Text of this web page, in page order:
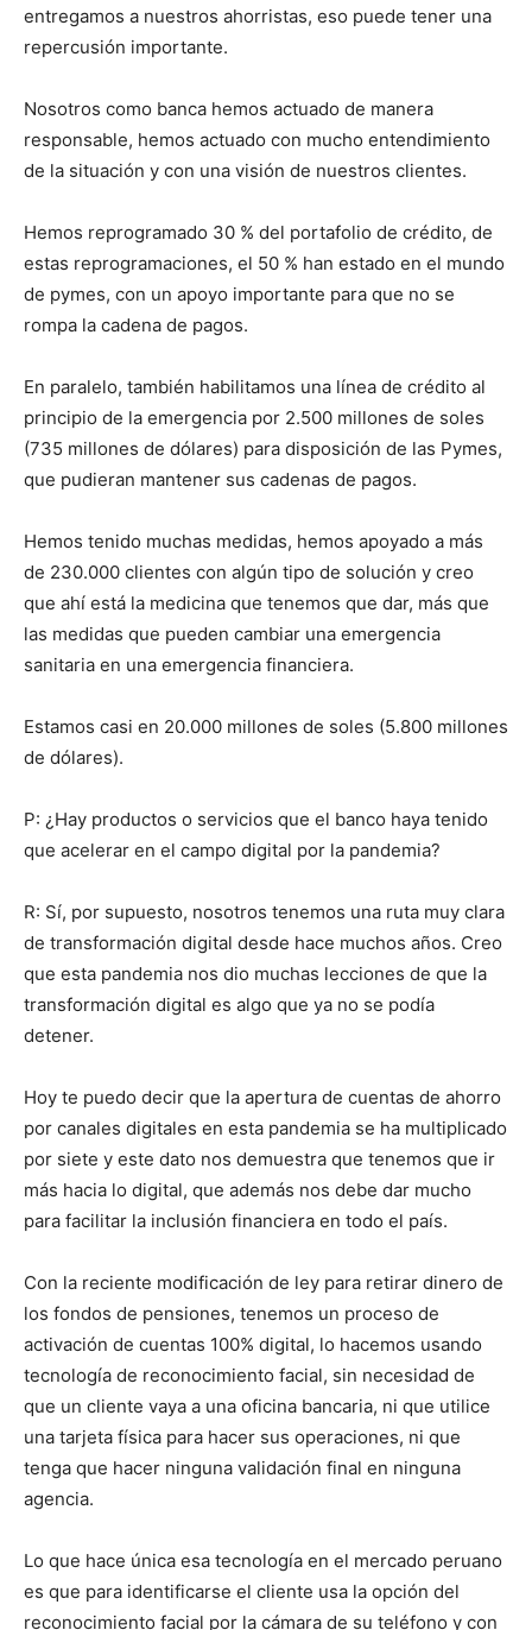
entregamos a nuestros ahorristas, eso puede tener una
repercusión importante.
Nosotros como banca hemos actuado de manera
responsable, hemos actuado con mucho entendimiento
de la situación y con una visión de nuestros clientes.
Hemos reprogramado 30 % del portafolio de crédito, de
estas reprogramaciones, el 50 % han estado en el mundo
de pymes, con un apoyo importante para que no se
rompa la cadena de pagos.
En paralelo, también habilitamos una línea de crédito al
principio de la emergencia por 2.500 millones de soles
(735 millones de dólares) para disposición de las Pymes,
que pudieran mantener sus cadenas de pagos.
Hemos tenido muchas medidas, hemos apoyado a más
de 230.000 clientes con algún tipo de solución y creo
que ahí está la medicina que tenemos que dar, más que
las medidas que pueden cambiar una emergencia
sanitaria en una emergencia financiera.
Estamos casi en 20.000 millones de soles (5.800 millones
de dólares).
P: ¿Hay productos o servicios que el banco haya tenido
que acelerar en el campo digital por la pandemia?
R: Sí, por supuesto, nosotros tenemos una ruta muy clara
de transformación digital desde hace muchos años. Creo
que esta pandemia nos dio muchas lecciones de que la
transformación digital es algo que ya no se podía
detener.
Hoy te puedo decir que la apertura de cuentas de ahorro
por canales digitales en esta pandemia se ha multiplicado
por siete y este dato nos demuestra que tenemos que ir
más hacia lo digital, que además nos debe dar mucho
para facilitar la inclusión financiera en todo el país.
Con la reciente modificación de ley para retirar dinero de
los fondos de pensiones, tenemos un proceso de
activación de cuentas 100% digital, lo hacemos usando
tecnología de reconocimiento facial, sin necesidad de
que un cliente vaya a una oficina bancaria, ni que utilice
una tarjeta física para hacer sus operaciones, ni que
tenga que hacer ninguna validación final en ninguna
agencia.
Lo que hace única esa tecnología en el mercado peruano
es que para identificarse el cliente usa la opción del
reconocimiento facial por la cámara de su teléfono y con